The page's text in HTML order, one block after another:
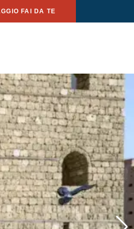
FAI DA TE